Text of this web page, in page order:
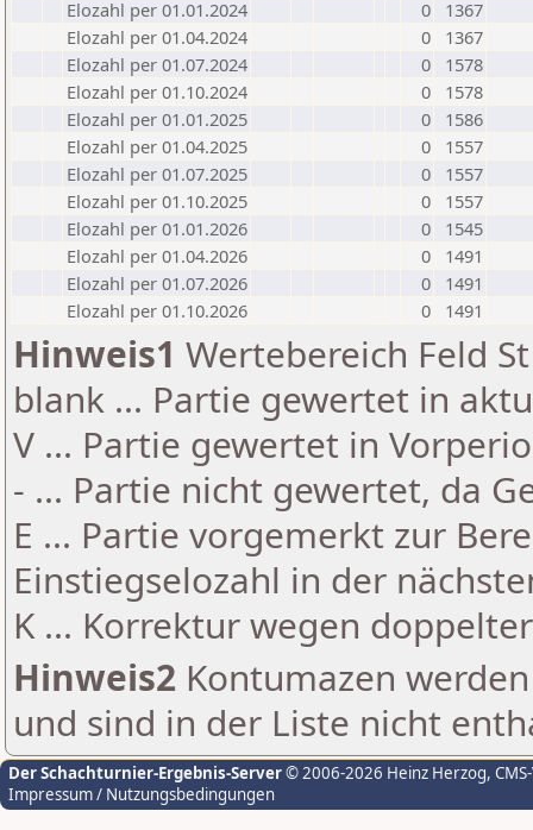
Elozahl per 01.01.2024
0
1367
Elozahl per 01.04.2024
0
1367
Elozahl per 01.07.2024
0
1578
Elozahl per 01.10.2024
0
1578
Elozahl per 01.01.2025
0
1586
Elozahl per 01.04.2025
0
1557
Elozahl per 01.07.2025
0
1557
Elozahl per 01.10.2025
0
1557
Elozahl per 01.01.2026
0
1545
Elozahl per 01.04.2026
0
1491
Elozahl per 01.07.2026
0
1491
Elozahl per 01.10.2026
0 1491
Hinweis1 Wertebereich Feld
blank ... Partie gewertet in
V ... Partie gewertet in
- ... Partie nicht gewertet, da
E ... Partie vorgemerkt zur
Einstiegselozahl in der
K ... Korrektur wegen
Hinweis2 Kontumazen
und sind in der Liste nicht
Der Schachturnier-Ergebnis-Server© 2006-2026 Heinz Herzog,
Impressum / Nutzungsbedingungen